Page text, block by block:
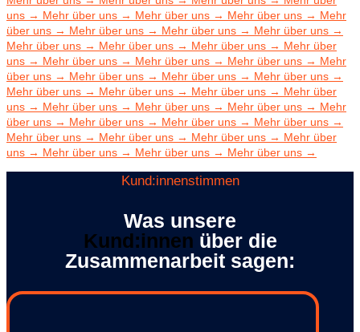
uns → Mehr über uns → Mehr über uns → Mehr über uns → Mehr
über uns → Mehr über uns → Mehr über uns → Mehr über uns →
Mehr über uns → Mehr über uns → Mehr über uns → Mehr über
uns → Mehr über uns → Mehr über uns → Mehr über uns → Mehr
über uns → Mehr über uns → Mehr über uns → Mehr über uns →
Mehr über uns → Mehr über uns → Mehr über uns → Mehr über
uns → Mehr über uns → Mehr über uns → Mehr über uns → Mehr
über uns → Mehr über uns → Mehr über uns → Mehr über uns →
Mehr über uns → Mehr über uns → Mehr über uns → Mehr über
uns → Mehr über uns → Mehr über uns → Mehr über uns →
Kund:innenstimmen
Was unsere
Kund:innen über die
Zusammenarbeit sagen: